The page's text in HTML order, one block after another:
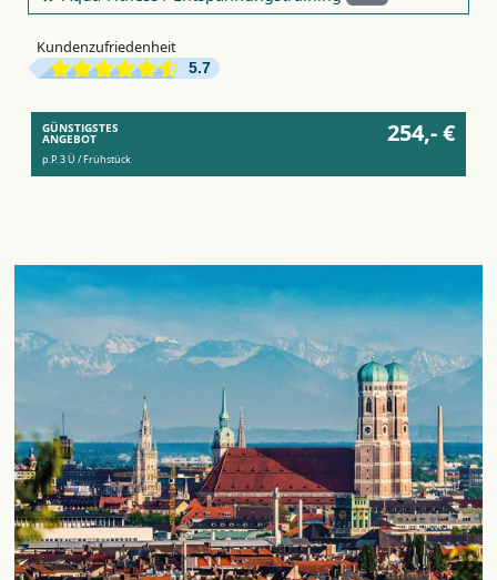
Kundenzufriedenheit
5.7
GÜNSTIGSTES
ANGEBOT 254,- €
p.P. 3 Ü / Frühstück